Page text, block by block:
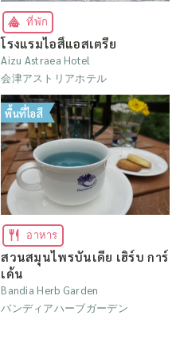
ที่พัก
โรงแรมไอสึแอสเตรีย
Aizu Astraea Hotel
会津アストリアホテル
พื้นที่ไอสึ
อาหาร
สวนสมุนไพรบันเดีย เฮิร์บ การ์
เด้น
Bandia Herb Garden
バンディアハーブガーデン